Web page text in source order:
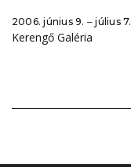
2006. június 9. ‒ július 7.
Kerengő Galéria